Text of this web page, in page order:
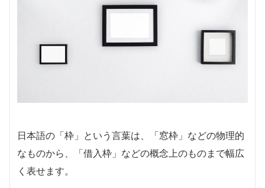
日本語の「枠」という言葉は、「窓枠」などの物理的
なものから、「借入枠」などの概念上のものまで幅広
く表せます。